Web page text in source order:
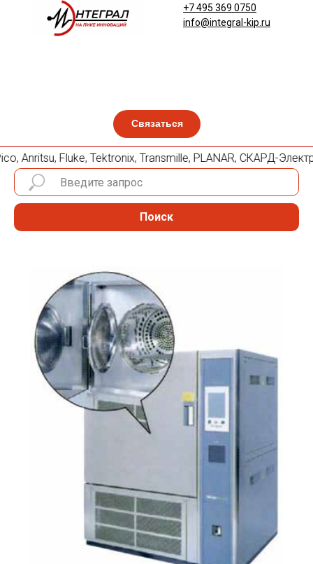
Связаться
+7 495 369 0750
info@integral-kip.ru
Fluke, Tektronix, Transmille, PLANAR, СКАРД-
Поиск